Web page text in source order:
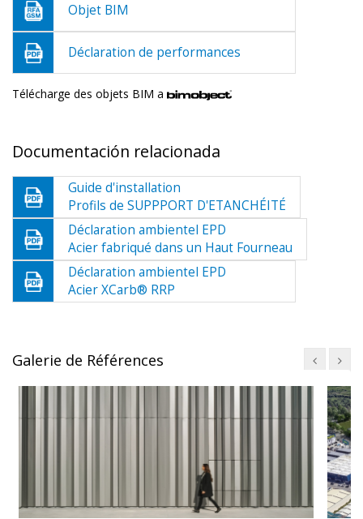
Objet BIM
Déclaration de performances
Télécharge des objets BIM a
Documentación relacionada
Guide d'installation
Profils de SUPPPORT D'ETANCHÉITÉ
Déclaration ambientel EPD
Acier fabriqué dans un Haut Fourneau
Déclaration ambientel EPD
Acier XCarb® RRP
Galerie de Références